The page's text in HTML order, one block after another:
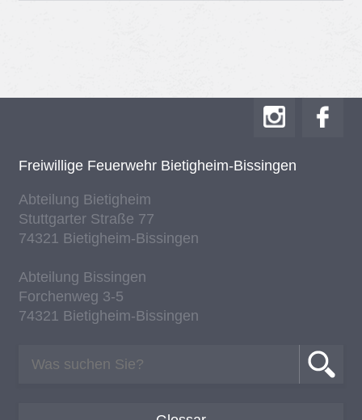
Frei­wil­li­ge Feu­er­wehr Bie­tig­heim-Bis­sin­gen
Ab­tei­lung Bie­tig­heim
Stutt­gar­ter Stra­ße 77
74321 Bie­tig­heim-Bis­sin­gen
Ab­tei­lung Bis­sin­gen
For­chen­weg 3-5
74321 Bie­tig­heim-Bis­sin­gen